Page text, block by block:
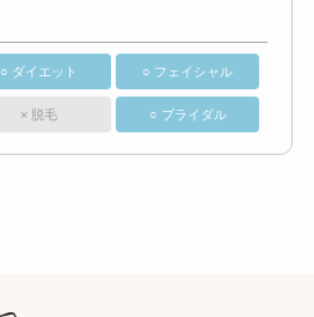
○ ダイエット ○ フェイシャル
× 脱毛 ○ ブライダル